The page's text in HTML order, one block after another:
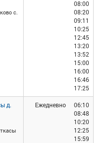
с.
08:00
08:20
09:11
10:25
12:45
13:20
13:52
15:00
16:00
16:46
17:25
д.
Ежедневно
06:10
08:48
10:20
12:25
15:59